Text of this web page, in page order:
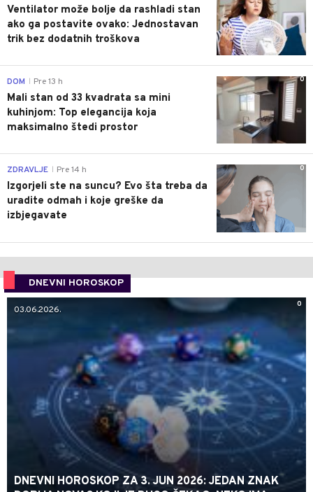
Ventilator može bolje da rashladi stan
ako ga postavite ovako: Jednostavan
trik bez dodatnih troškova
0
DOM Pre 13 h
Mali stan od 33 kvadrata sa mini
kuhinjom: Top elegancija koja
maksimalno štedi prostor
0
ZDRAVLJE Pre 14 h
Izgorjeli ste na suncu? Evo šta treba da
uradite odmah i koje greške da
izbjegavate
DNEVNI HOROSKOP
0
03.06.2026.
DNEVNI HOROSKOP ZA 3. JUN 2026: JEDAN ZNAK